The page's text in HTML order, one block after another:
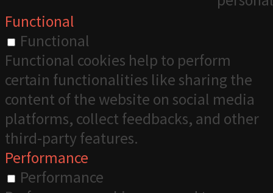
Functional
Functional
Functional cookies help to perform
certain functionalities like sharing the
content of the website on social media
platforms, collect feedbacks, and other
third-party features.
Performance
Performance